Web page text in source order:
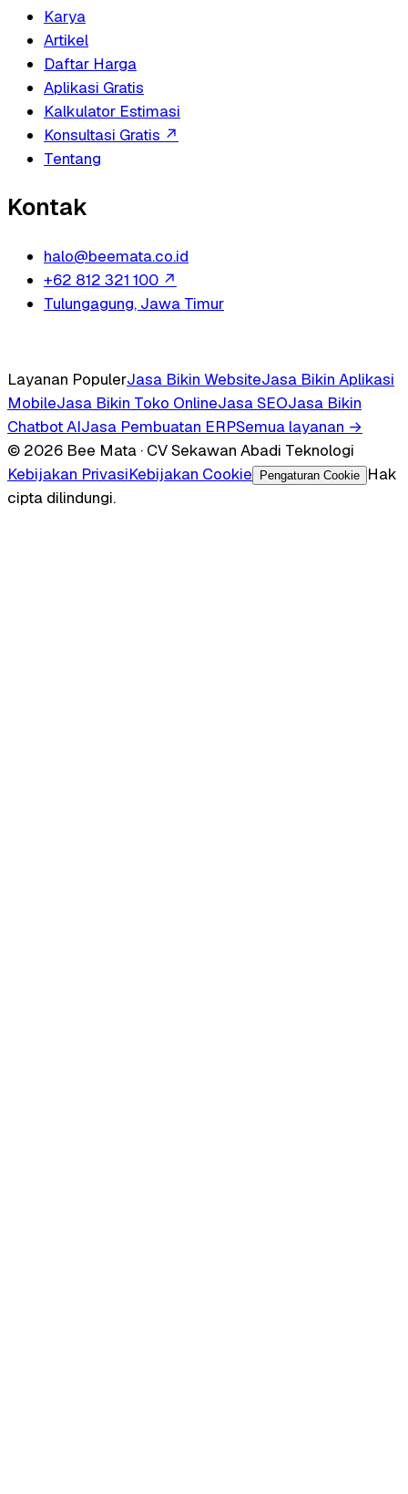
Karya
Artikel
Daftar Harga
Aplikasi Gratis
Kalkulator Estimasi
Konsultasi Gratis ↗
Tentang
Kontak
halo@beemata.co.id
+62 812 321 100 ↗
Tulungagung, Jawa Timur
Layanan PopulerJasa Bikin WebsiteJasa Bikin Aplikasi
MobileJasa Bikin Toko OnlineJasa SEOJasa Bikin
Chatbot AIJasa Pembuatan ERPSemua layanan →
© 2026 Bee Mata · CV Sekawan Abadi Teknologi
Kebijakan PrivasiKebijakan Cookie Pengaturan Cookie
Hak
cipta dilindungi.